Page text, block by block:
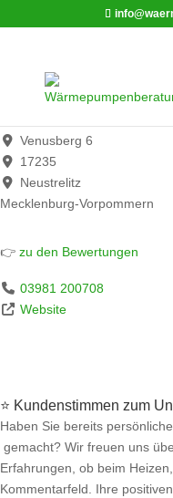
Sanitär- und Heizungsbau
Venusberg 6
17235
Neustrelitz
Mecklenburg-Vorpommern
👉 zu den Bewertungen
03981 200708
Website
⭐ Kundenstimmen zum
Haben Sie bereits
gemacht? Wir freuen uns
Erfahrungen, ob beim
Kommentarfeld. Ihre